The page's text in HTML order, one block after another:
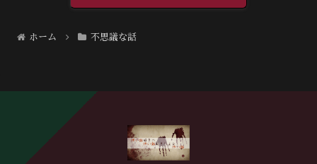
ホーム 不思議な話